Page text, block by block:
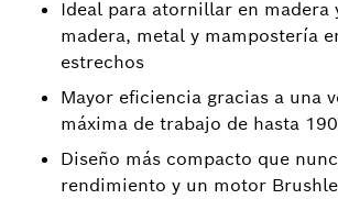
Ideal para atornillar en madera
madera, metal y mampostería
estrechos
Mayor eficiencia gracias a una
máxima de trabajo de hasta
Diseño más compacto que
rendimiento y un motor